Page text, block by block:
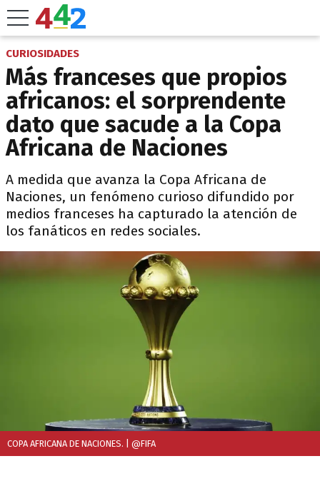
CURIOSIDADES
Más franceses que propios
africanos: el sorprendente
dato que sacude a la Copa
Africana de Naciones
A medida que avanza la Copa Africana de
Naciones, un fenómeno curioso difundido por
medios franceses ha capturado la atención de
los fanáticos en redes sociales.
COPA AFRICANA DE NACIONES. | @FIFA